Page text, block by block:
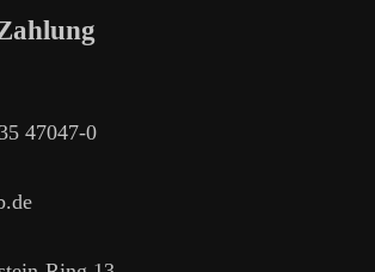
47047-0